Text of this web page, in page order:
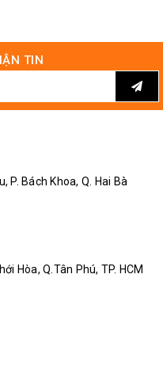
TIN
P. Bách Khoa, Q. Hai Bà
Hòa, Q.Tân Phú, TP. HCM